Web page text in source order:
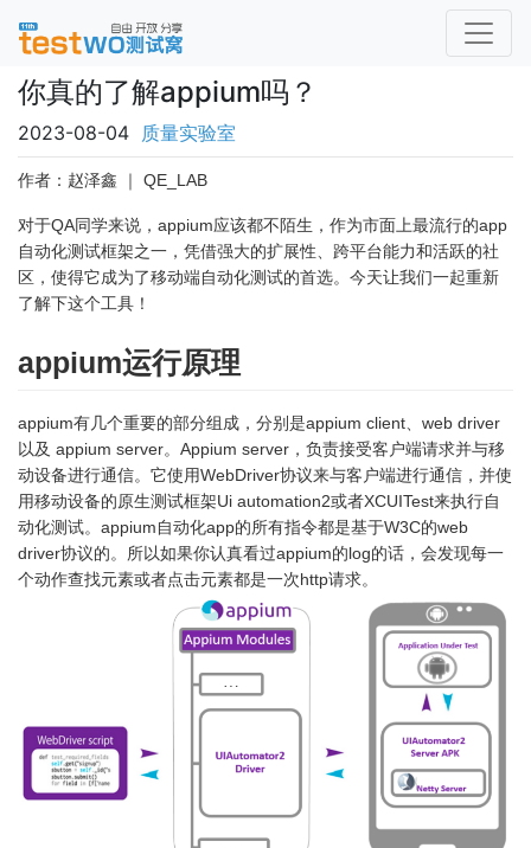
你真的了解appium吗？
2023-08-04 质量实验室
作者：赵泽鑫 ｜ QE_LAB
对于QA同学来说，appium应该都不陌生，作为市面上最流行的app
自动化测试框架之一，凭借强大的扩展性、跨平台能力和活跃的社
区，使得它成为了移动端自动化测试的首选。今天让我们一起重新
了解下这个工具！
appium运行原理
appium有几个重要的部分组成，分别是appium client、web driver
以及 appium server。Appium server，负责接受客户端请求并与移
动设备进行通信。它使用WebDriver协议来与客户端进行通信，并使
用移动设备的原生测试框架Ui automation2或者XCUITest来执行自
动化测试。appium自动化app的所有指令都是基于W3C的web
driver协议的。所以如果你认真看过appium的log的话，会发现每一
个动作查找元素或者点击元素都是一次http请求。